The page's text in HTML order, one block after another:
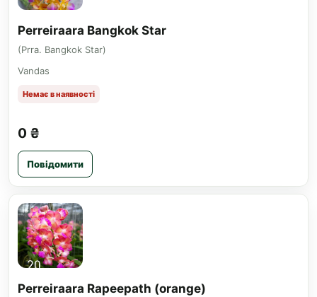
Perreiraara Bangkok Star
(Prra. Bangkok Star)
Vandas
Немає в наявності
0 ₴
Повідомити
Perreiraara Rapeepath (orange)